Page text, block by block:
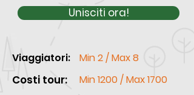
Unisciti ora!
Viaggiatori: Min 2 / Max 8
Costi tour:
Min 1200 / Max 1700